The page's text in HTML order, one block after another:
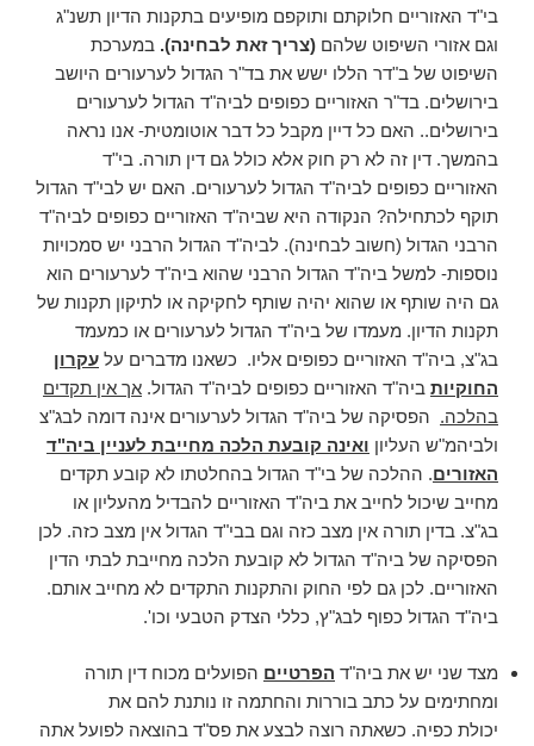
בי"ד האזוריים חלוקתם ותוקפם מופיעים בתקנות הדיון תשנ"ג
וגם אזורי השיפוט שלהם (צריך זאת לבחינה). במערכת
השיפוט של ב"דר הללו ישש את בד"ר הגדול לערעורים היושב
בירושלים. בד"ר האזוריים כפופים לביה"ד הגדול לערעורים
בירושלים.. האם כל דיין מקבל כל דבר אוטומטית- אנו נראה
בהמשך. דין זה לא רק חוק אלא כולל גם דין תורה. בי"ד
האזוריים כפופים לביה"ד הגדול לערעורים. האם יש לבי"ד הגדול
תוקף לכתחילה? הנקודה היא שביה"ד האזוריים כפופים לביה"ד
הרבני הגדול (חשוב לבחינה). לביה"ד הגדול הרבני יש סמכויות
נוספות- למשל ביה"ד הגדול הרבני שהוא ביה"ד לערעורים הוא
גם היה שותף או שהוא יהיה שותף לחקיקה או לתיקון תקנות של
תקנות הדיון. מעמדו של ביה"ד הגדול לערעורים או כמעמד
בג"צ, ביה"ד האזוריים כפופים אליו. כשאנו מדברים על עקרון
החוקיות ביה"ד האזוריים כפופים לביה"ד הגדול. אך אין תקדים
בהלכה. הפסיקה של ביה"ד הגדול לערעורים אינה דומה לבג"צ
ולביהמ"ש העליון ואינה קובעת הלכה מחייבת לעניין ביה"ד
האזורים. ההלכה של בי"ד הגדול בהחלטתו לא קובע תקדים
מחייב שיכול לחייב את ביה"ד האזוריים להבדיל מהעליון או
בג"צ. בדין תורה אין מצב כזה וגם בבי"ד הגדול אין מצב כזה. לכן
הפסיקה של ביה"ד הגדול לא קובעת הלכה מחייבת לבתי הדין
האזוריים. לכן גם לפי החוק והתקנות התקדים לא מחייב אותם.
ביה"ד הגדול כפוף לבג"ץ, כללי הצדק הטבעי וכו'.
מצד שני יש את ביה"ד הפרטיים הפועלים מכוח דין תורה
ומחתימים על כתב בוררות והחתמה זו נותנת להם את
יכולת כפיה. כשאתה רוצה לבצע את פס"ד בהוצאה לפועל אתה